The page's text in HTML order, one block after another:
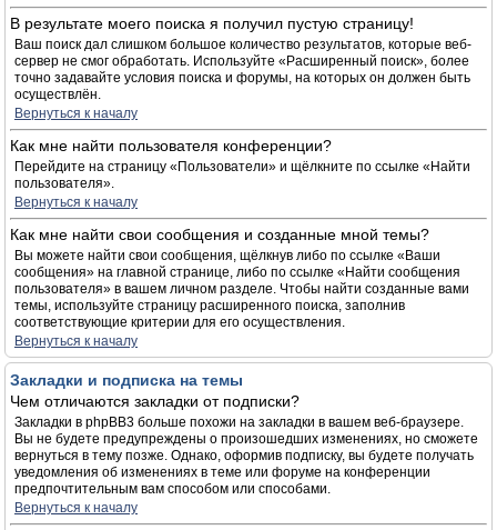
В результате моего поиска я получил пустую страницу!
Ваш поиск дал слишком большое количество результатов, которые веб-
сервер не смог обработать. Используйте «Расширенный поиск», более
точно задавайте условия поиска и форумы, на которых он должен быть
осуществлён.
Вернуться к началу
Как мне найти пользователя конференции?
Перейдите на страницу «Пользователи» и щёлкните по ссылке «Найти
пользователя».
Вернуться к началу
Как мне найти свои сообщения и созданные мной темы?
Вы можете найти свои сообщения, щёлкнув либо по ссылке «Ваши
сообщения» на главной странице, либо по ссылке «Найти сообщения
пользователя» в вашем личном разделе. Чтобы найти созданные вами
темы, используйте страницу расширенного поиска, заполнив
соответствующие критерии для его осуществления.
Вернуться к началу
Закладки и подписка на темы
Чем отличаются закладки от подписки?
Закладки в phpBB3 больше похожи на закладки в вашем веб-браузере.
Вы не будете предупреждены о произошедших изменениях, но сможете
вернуться в тему позже. Однако, оформив подписку, вы будете получать
уведомления об изменениях в теме или форуме на конференции
предпочтительным вам способом или способами.
Вернуться к началу